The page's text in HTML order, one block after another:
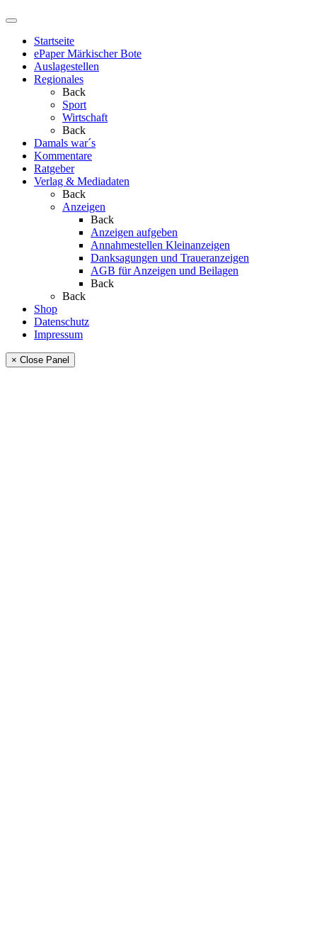
Startseite
ePaper Märkischer Bote
Auslagestellen
Regionales
Back
Sport
Wirtschaft
Back
Damals war´s
Kommentare
Ratgeber
Verlag & Mediadaten
Back
Anzeigen
Back
Anzeigen aufgeben
Annahmestellen Kleinanzeigen
Danksagungen und Traueranzeigen
AGB für Anzeigen und Beilagen
Back
Back
Shop
Datenschutz
Impressum
× Close Panel